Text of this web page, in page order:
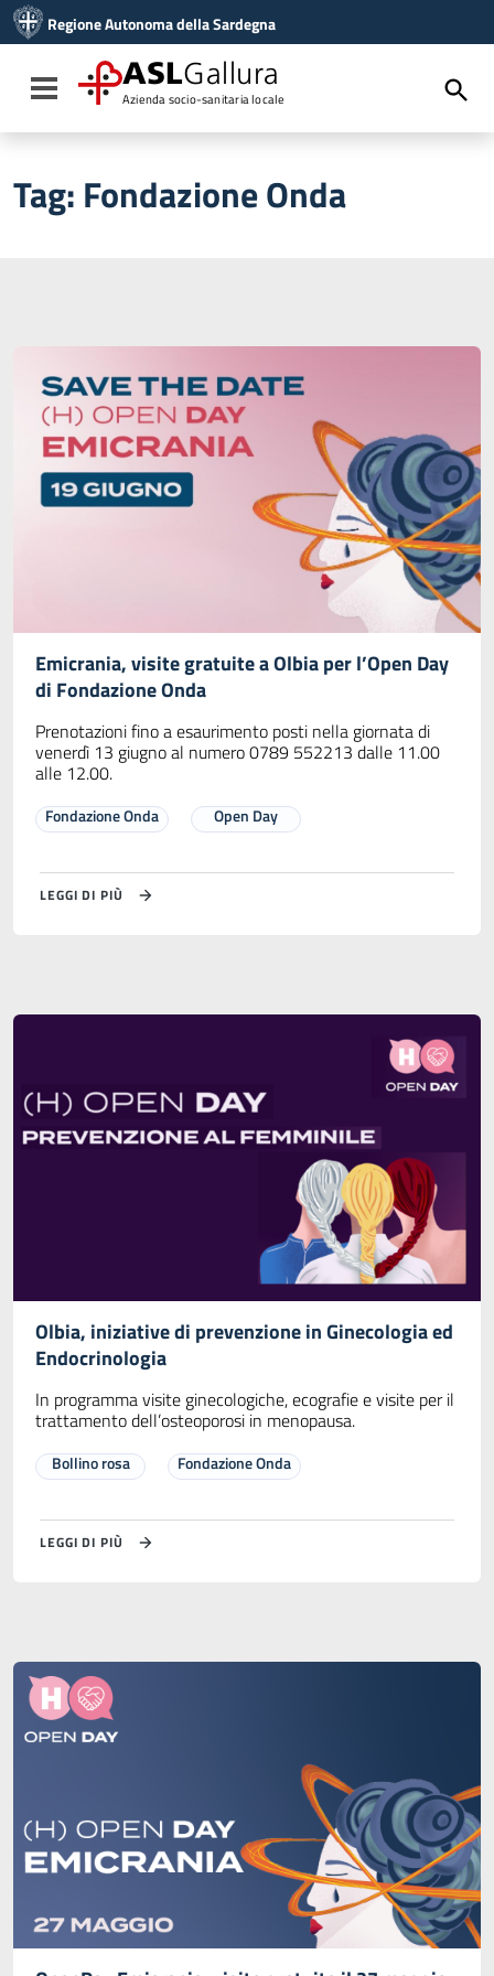
Vai al menu di navigazione
Vai al footer
Regione Autonoma della Sardegna
Toggle navigation
ASLGallura
Azienda socio-sanitaria locale
Tag: Fondazione Onda
Emicrania, visite gratuite a Olbia per l’Open Day
di Fondazione Onda
Prenotazioni fino a esaurimento posti nella giornata di
venerdì 13 giugno al numero 0789 552213 dalle 11.00
alle 12.00.
Fondazione Onda Open Day
LEGGI DI PIÙ
Olbia, iniziative di prevenzione in Ginecologia ed
Endocrinologia
In programma visite ginecologiche, ecografie e visite per il
trattamento dell’osteoporosi in menopausa.
Bollino rosa Fondazione Onda
LEGGI DI PIÙ